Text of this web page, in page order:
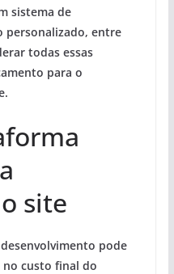
sistema de
personalizado, entre
todas essas
para o
site
pode
custo final do